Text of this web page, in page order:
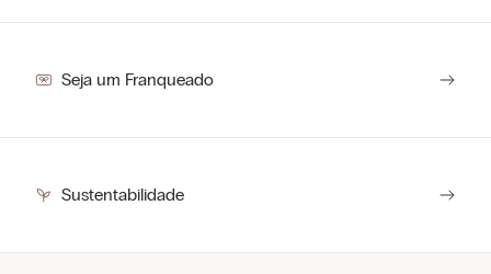
Seja um Franqueado
Sustentabilidade